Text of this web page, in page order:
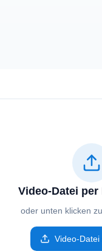
Video-Datei per
oder unten klicken
Video-Datei